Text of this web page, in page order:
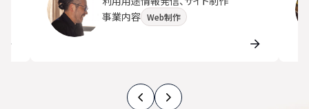
事業内容 Web制作